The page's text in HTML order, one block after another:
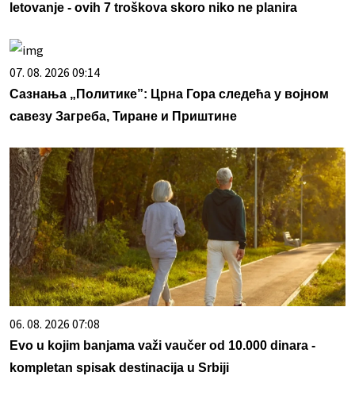
letovanje - ovih 7 troškova skoro niko ne planira
07. 08. 2026 09:14
Сазнања „Политике”: Црна Гора следећа у војном
савезу Загреба, Тиране и Приштине
06. 08. 2026 07:08
Evo u kojim banjama važi vaučer od 10.000 dinara -
kompletan spisak destinacija u Srbiji